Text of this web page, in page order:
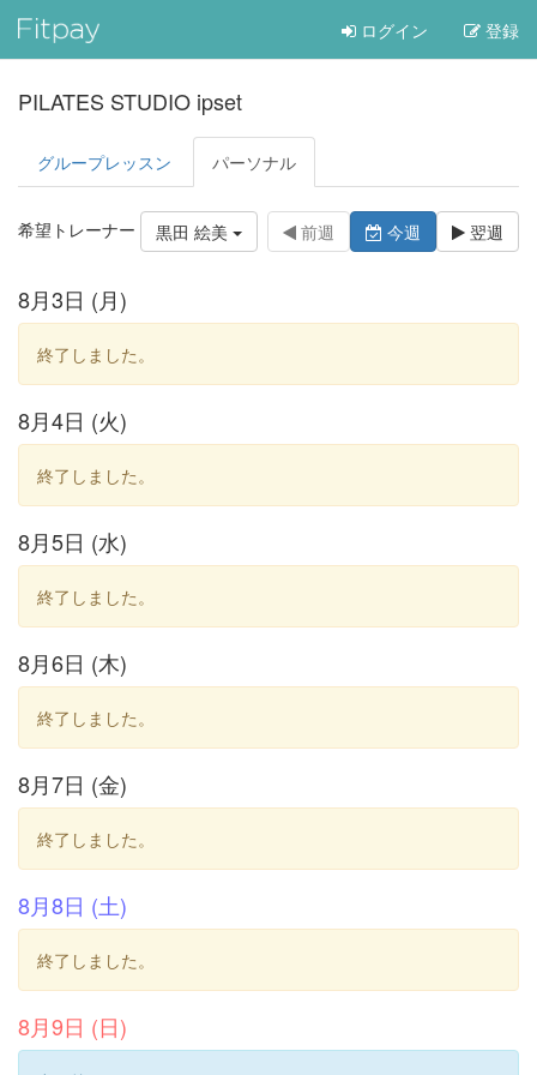
ログイン 登録
PILATES STUDIO ipset
グループレッスン パーソナル
希望トレーナー 黒田 絵美 前週 今週 翌週
8月3日 (月)
終了しました。
8月4日 (火)
終了しました。
8月5日 (水)
終了しました。
8月6日 (木)
終了しました。
8月7日 (金)
終了しました。
8月8日 (土)
終了しました。
8月9日 (日)